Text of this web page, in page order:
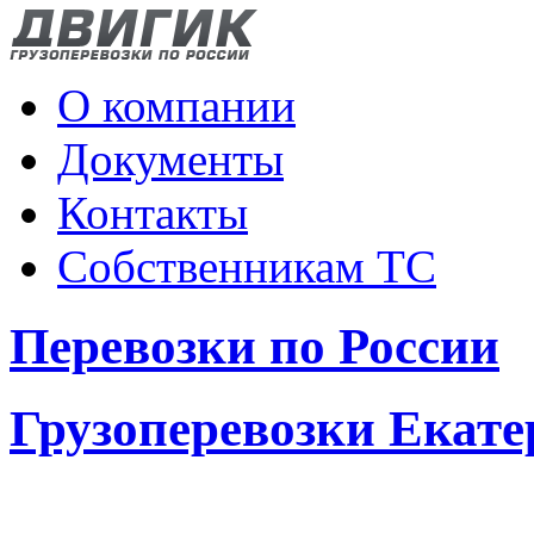
О компании
Документы
Контакты
Собственникам ТС
Перевозки по России
Грузоперевозки